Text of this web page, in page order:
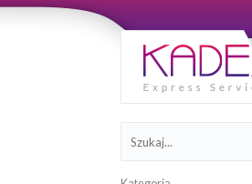
Kategorie